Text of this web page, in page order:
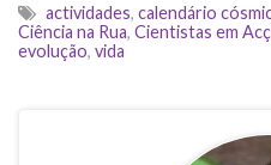
actividades, calendário
Ciência na Rua, Cientistas em
evolução, vida